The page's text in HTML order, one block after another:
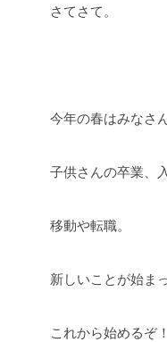
さてさて。
今年の春はみなさ
子供さんの卒業、
移動や転職。
新しいことが始ま
これから始めるぞ